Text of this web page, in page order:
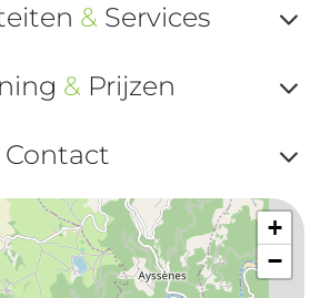
&Services
ou
&Prijzen
ou
Contact
ou
+
−